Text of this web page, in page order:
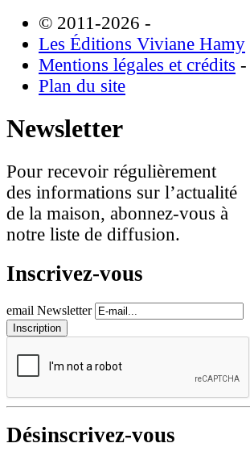
© 2011-2026 -
Les Éditions Viviane Hamy
Mentions légales et crédits -
Plan du site
Newsletter
Pour recevoir régulièrement
des informations sur l’actualité
de la maison, abonnez-vous à
notre liste de diffusion.
Inscrivez-vous
email Newsletter
Désinscrivez-vous